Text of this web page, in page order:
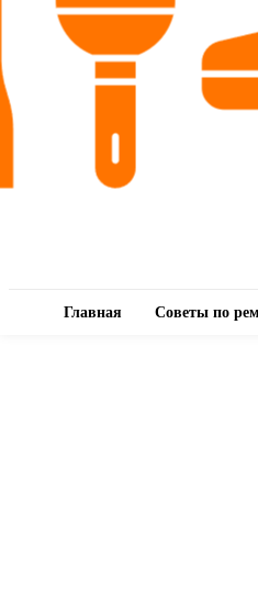
Главная Советы по